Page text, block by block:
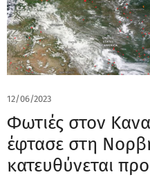
12/06/2023
Φωτιές στον
έφτασε στη
κατευθύνεται